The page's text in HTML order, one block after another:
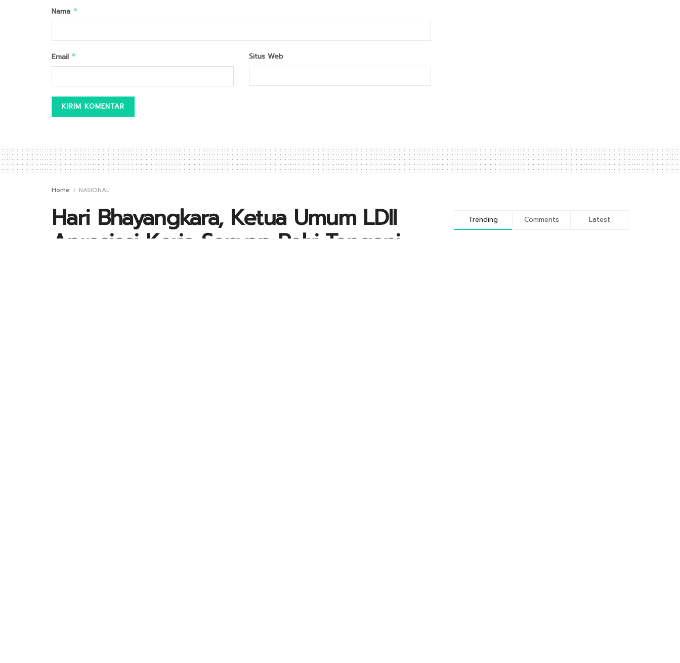
Nama *
Email * Situs Web
Home NASIONAL
Hari Bhayangkara, Ketua Umum LDII
Apresiasi Kerja Senyap Polri Tangani
Trending Comments Latest